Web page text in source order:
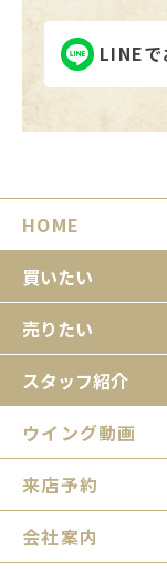
LINE
HOME
買いたい
売りたい
スタッフ紹介
ウイング動画
来店予約
会社案内